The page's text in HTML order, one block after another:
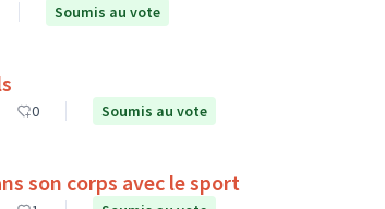
Soumis au vote
0 Soumis au vote
Violette : bien dans son corps avec le sport